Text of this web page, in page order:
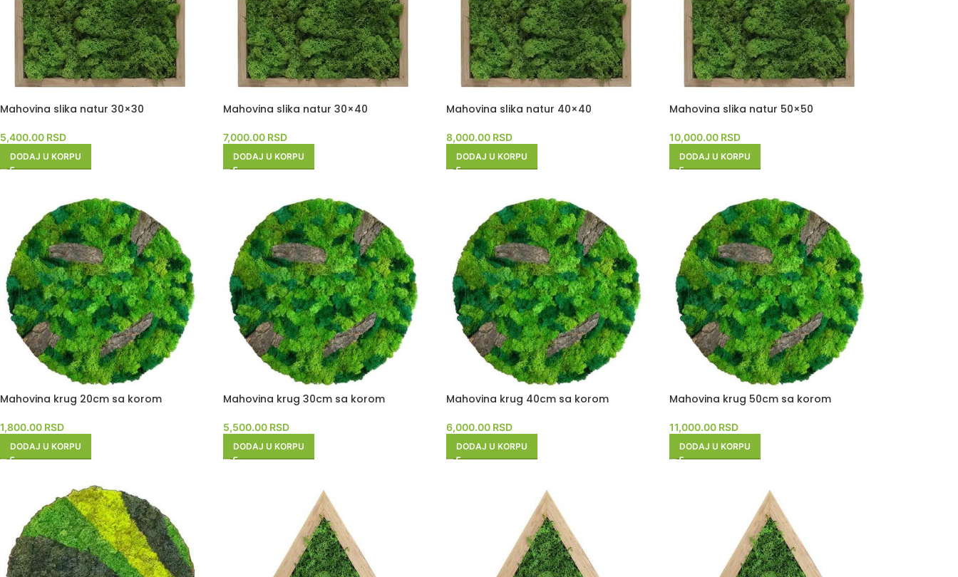
Mahovina slika natur 30×30
5,400.00 RSD
DODAJ U KORPU
Mahovina slika natur 30×40
7,000.00 RSD
DODAJ U KORPU
Mahovina slika natur 40×40
8,000.00 RSD
DODAJ U KORPU
Mahovina slika natur 50×50
10,000.00 RSD
DODAJ U KORPU
Mahovina krug 20cm sa korom
1,800.00 RSD
DODAJ U KORPU
Mahovina krug 30cm sa korom
5,500.00 RSD
DODAJ U KORPU
Mahovina krug 40cm sa korom
6,000.00 RSD
DODAJ U KORPU
Mahovina krug 50cm sa korom
11,000.00 RSD
DODAJ U KORPU